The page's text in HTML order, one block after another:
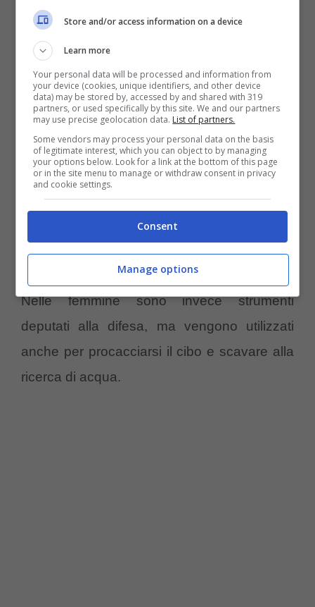
zanne tra le femmine, mentre gli altri ne
hanno sviluppato di più piccole rispetto alle
precedenti generazioni.
Le zanne servono ai maschi per esercitare il
proprio dominio territoriale e sul branco, e per
tenere il controllo delle femmine. Come in
molte altre specie animali, come ad esempio
gli stambecchi, queste appendici dentali che
spuntano dalla bocca servono proprio nella
lotta tra il capobranco ed i pretendenti.
Nelle femmine sono invece strumenti
deputati alla difesa, ma vengono utilizzati
anche per procacciarsi il cibo e scavare alla
ricerca di acqua.
Store and/or access information on a device
Learn more
Your personal data will be processed and information from
your device (cookies, unique identifiers, and other device
data) may be stored by, accessed by and shared with 319
partners, or used specifically by this site. We and our partners
may use precise geolocation data. List of partners.
Some vendors may process your personal data on the basis
of legitimate interest, which you can object to by managing
your options below. Look for a link at the bottom of this page
or in the site menu to manage or withdraw consent in privacy
and cookie settings.
Consent
Manage options